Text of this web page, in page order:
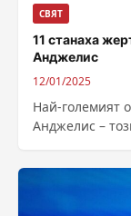
СВЯТ
11 станаха
Анджелис
12/01/2025
Най-големият
Анджелис –